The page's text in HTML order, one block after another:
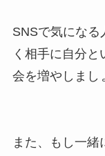
SNSで気になる
く相手に自分
会を増やしまし
また、もし一